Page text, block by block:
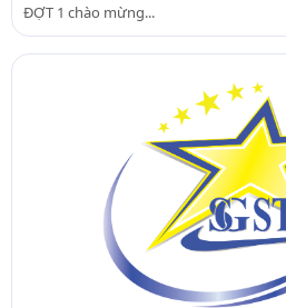
ĐỢT 1 chào mừng...